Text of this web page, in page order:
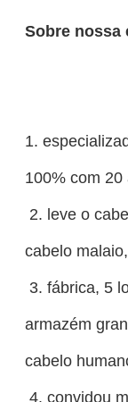
Sobre nossa
1.
100% com
2. leve o
cabelo
3. fábrica, 5
armazém
cabelo
4. convidou